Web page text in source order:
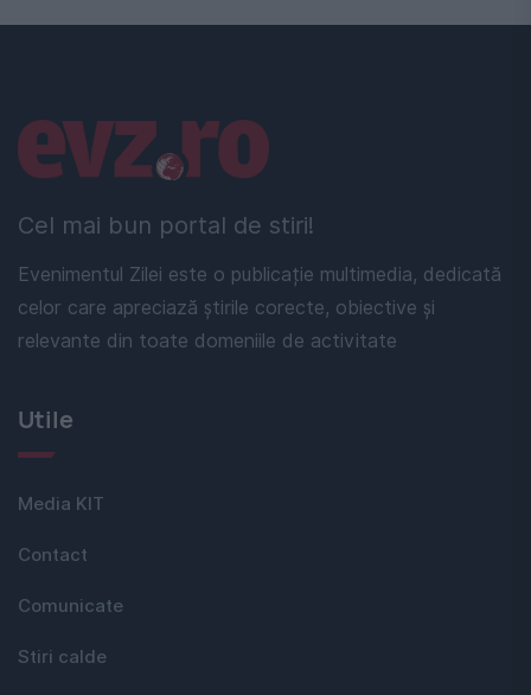
Cel mai bun portal de stiri!
Evenimentul Zilei este o publicație multimedia, dedicată
celor care apreciază știrile corecte, obiective și
relevante din toate domeniile de activitate
Linkuri utile
Utile
Media KIT
Contact
Comunicate
Stiri calde